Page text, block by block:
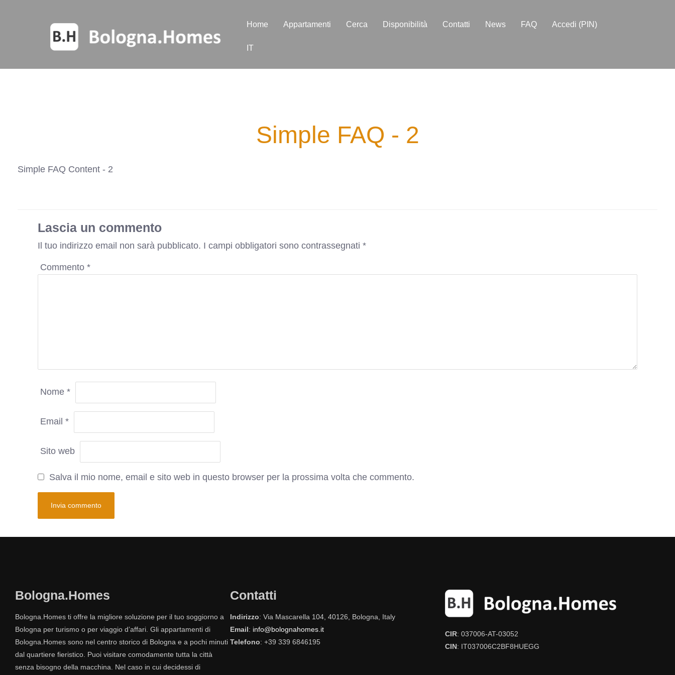
Home Appartamenti Cerca Disponibilità Contatti News FAQ Accedi (PIN)
IT
Simple FAQ - 2
Simple FAQ Content - 2
Lascia un commento
Il tuo indirizzo email non sarà pubblicato. I campi obbligatori sono contrassegnati *
Commento *
Nome *
Email *
Sito web
Salva il mio nome, email e sito web in questo browser per la prossima volta che commento.
Bologna.Homes
Bologna.Homes ti offre la migliore soluzione per il tuo soggiorno a
Bologna per turismo o per viaggio d’affari. Gli appartamenti di
Bologna.Homes sono nel centro storico di Bologna e a pochi minuti
dal quartiere fieristico. Puoi visitare comodamente tutta la città
senza bisogno della macchina. Nel caso in cui decidessi di
Contatti
Indirizzo: Via Mascarella 104, 40126, Bologna, Italy
Email: info@bolognahomes.it
Telefono: +39 339 6846195
CIR: 037006-AT-03052
CIN: IT037006C2BF8HUEGG